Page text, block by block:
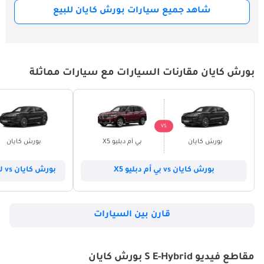
شاهد جميع سيارات بورش كايان للبيع
بورش كايان مقارنات السيارات مع سيارات مماثلة
بورش كايان
VS
بي أم دبليو X5
بورش كايان vs بي أم دبليو X5
بورش كايان
بورش كايان vs لاند روفر رينج روفر سبورت
قارن بين السيارات
مقاطع فيديو S E-Hybrid بورش كايان